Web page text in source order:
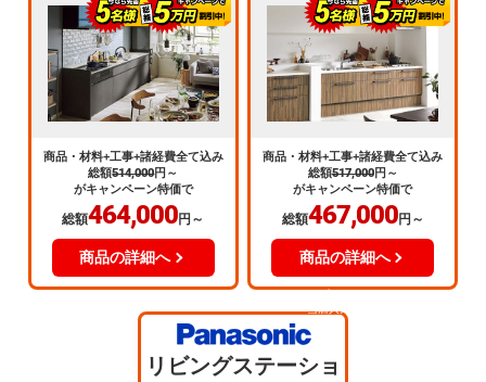
商品・材料+工事+諸経費全て込み
総額514,000円～
がキャンペーン特価で
総額464,000円～
商品の詳細へ
商品・材料+工事+諸経費全て込み
総額517,000円～
がキャンペーン特価で
総額467,000円～
商品の詳細へ
リビングステーショ
当店人気